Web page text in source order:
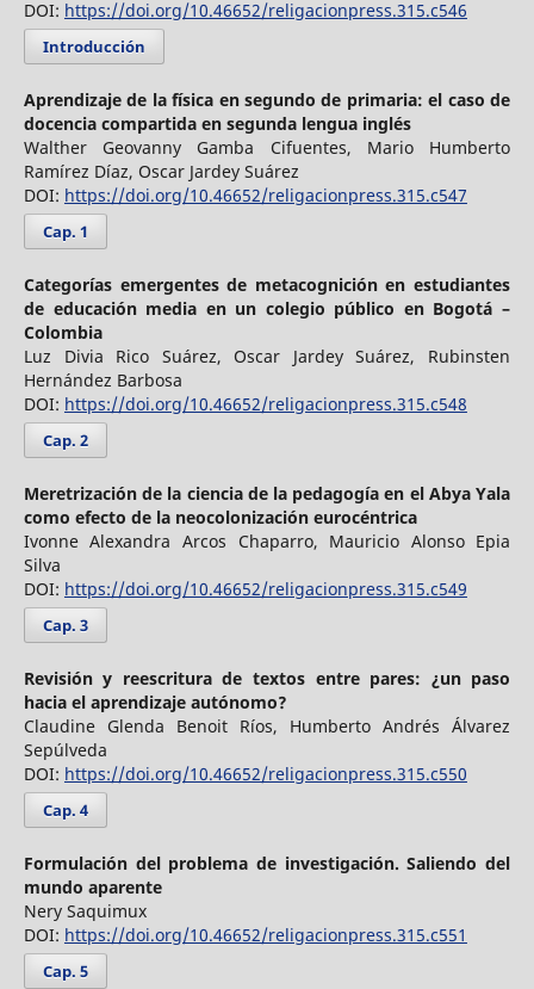
DOI: https://doi.org/10.46652/religacionpress.315.c546
Introducción
Aprendizaje de la física en segundo de primaria: el caso de
docencia compartida en segunda lengua inglés
Walther Geovanny Gamba Cifuentes, Mario Humberto
Ramírez Díaz, Oscar Jardey Suárez
DOI: https://doi.org/10.46652/religacionpress.315.c547
Cap. 1
Categorías emergentes de metacognición en estudiantes
de educación media en un colegio público en Bogotá –
Colombia
Luz Divia Rico Suárez, Oscar Jardey Suárez, Rubinsten
Hernández Barbosa
DOI: https://doi.org/10.46652/religacionpress.315.c548
Cap. 2
Meretrización de la ciencia de la pedagogía en el Abya Yala
como efecto de la neocolonización eurocéntrica
Ivonne Alexandra Arcos Chaparro, Mauricio Alonso Epia
Silva
DOI: https://doi.org/10.46652/religacionpress.315.c549
Cap. 3
Revisión y reescritura de textos entre pares: ¿un paso
hacia el aprendizaje autónomo?
Claudine Glenda Benoit Ríos, Humberto Andrés Álvarez
Sepúlveda
DOI: https://doi.org/10.46652/religacionpress.315.c550
Cap. 4
Formulación del problema de investigación. Saliendo del
mundo aparente
Nery Saquimux
DOI: https://doi.org/10.46652/religacionpress.315.c551
Cap. 5